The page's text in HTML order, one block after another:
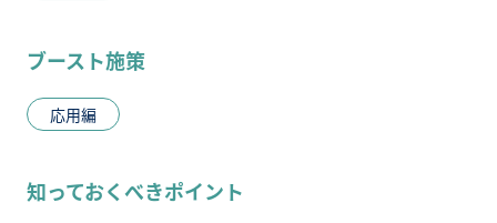
ブースト施策
応用編
知っておくべきポイント